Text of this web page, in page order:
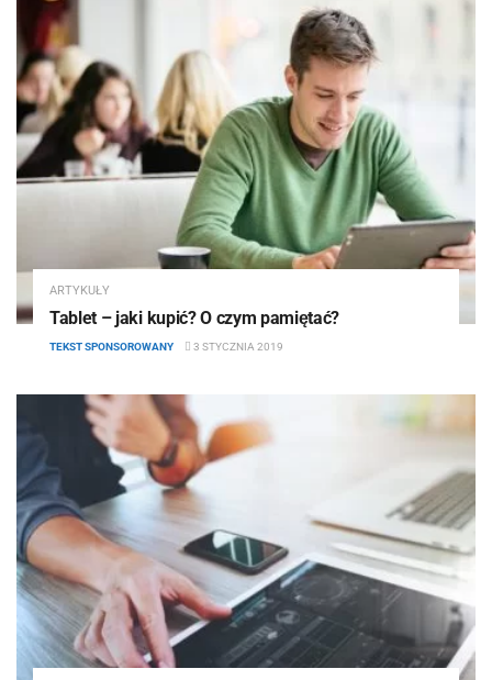
ARTYKUŁY
Tablet – jaki kupić? O czym pamiętać?
TEKST SPONSOROWANY 3 STYCZNIA 2019